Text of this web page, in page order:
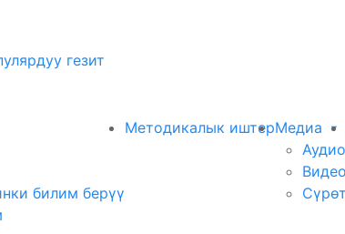
гезит
билим берүү
Методикалык иштерМедиа
Аудио
Видео
Сүрөт